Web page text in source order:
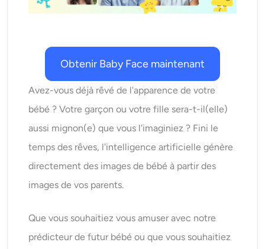
AI Recolor
Outils de portrait
Changeur de coiffure
Changeur de vêtements
Générateur de tirs à la tête Pro
Obtenir Baby Face maintenant
Avez-vous déjà rêvé de l'apparence de votre
bébé ? Votre garçon ou votre fille sera-t-il(elle)
aussi mignon(e) que vous l'imaginiez ? Fini le
temps des rêves, l'intelligence artificielle génère
directement des images de bébé à partir des
images de vos parents.
Que vous souhaitiez vous amuser avec notre
prédicteur de futur bébé ou que vous souhaitiez